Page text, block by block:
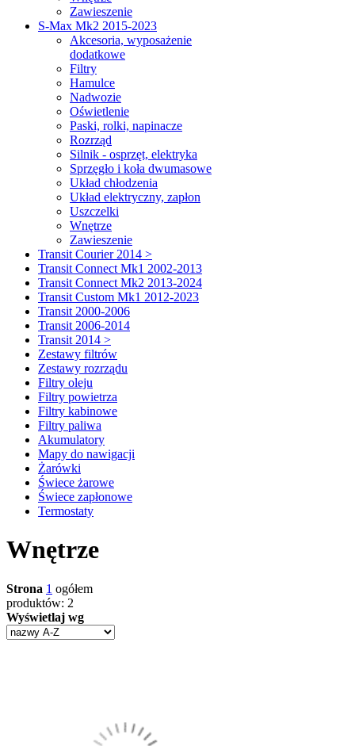
Zawieszenie
S-Max Mk2 2015-2023
Akcesoria, wyposażenie
dodatkowe
Filtry
Hamulce
Nadwozie
Oświetlenie
Paski, rolki, napinacze
Rozrząd
Silnik - osprzęt, elektryka
Sprzęgło i koła dwumasowe
Układ chłodzenia
Układ elektryczny, zapłon
Uszczelki
Wnętrze
Zawieszenie
Transit Courier 2014 >
Transit Connect Mk1 2002-2013
Transit Connect Mk2 2013-2024
Transit Custom Mk1 2012-2023
Transit 2000-2006
Transit 2006-2014
Transit 2014 >
Zestawy filtrów
Zestawy rozrządu
Filtry oleju
Filtry powietrza
Filtry kabinowe
Filtry paliwa
Akumulatory
Mapy do nawigacji
Żarówki
Świece żarowe
Świece zapłonowe
Termostaty
Wnętrze
Strona 1 ogółem
produktów: 2
Wyświetlaj wg